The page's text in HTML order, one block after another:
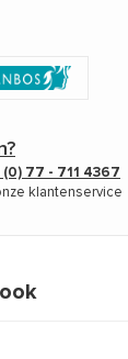
(0) 77 - 711 4367
klantenservice